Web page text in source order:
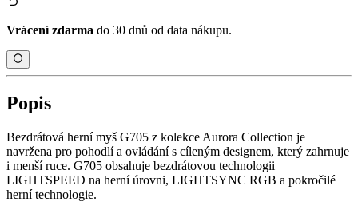
Vrácení zdarma do 30 dnů od data nákupu.
Popis
Bezdrátová herní myš G705 z kolekce Aurora Collection je
navržena pro pohodlí a ovládání s cíleným designem, který zahrnuje
i menší ruce. G705 obsahuje bezdrátovou technologii
LIGHTSPEED na herní úrovni, LIGHTSYNC RGB a pokročilé
herní technologie.